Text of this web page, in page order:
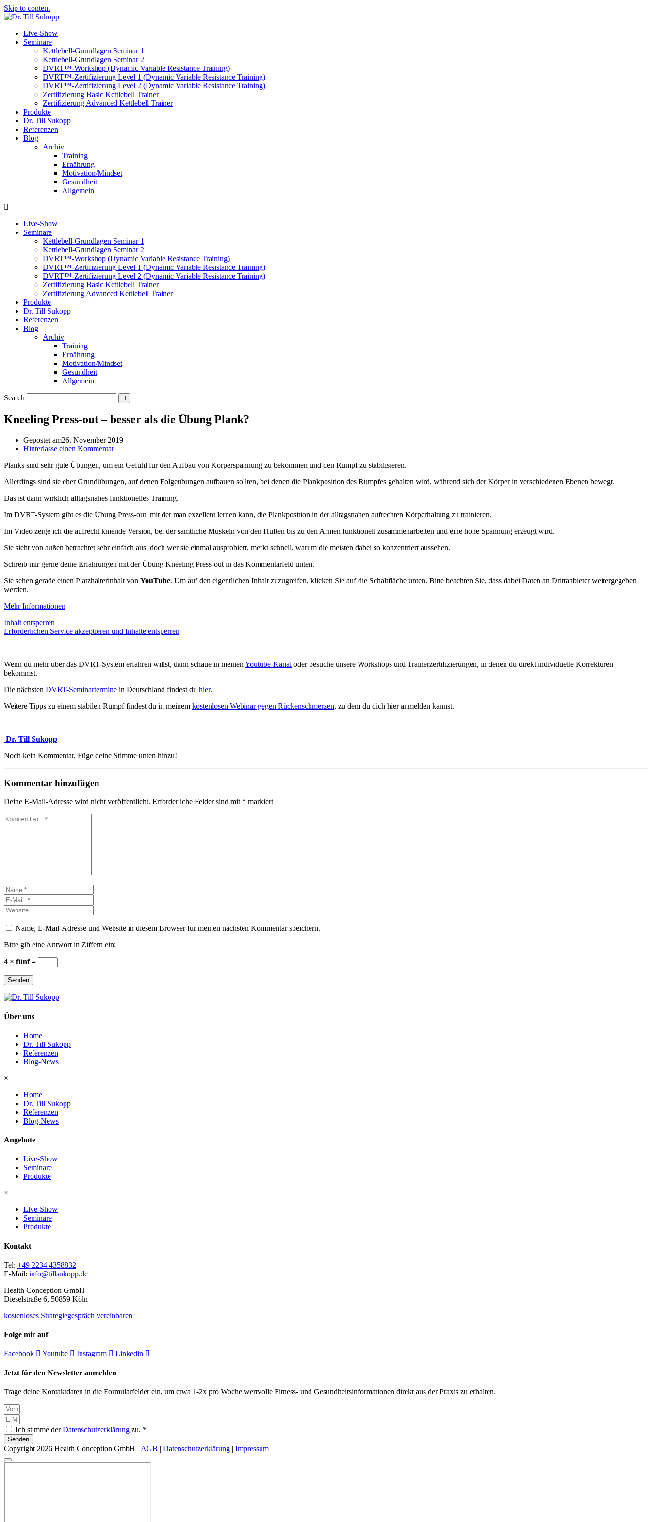
Skip to content
Live-Show
Seminare
Kettlebell-Grundlagen Seminar 1
Kettlebell-Grundlagen Seminar 2
DVRT™-Workshop (Dynamic Variable Resistance Training)
DVRT™-Zertifizierung Level 1 (Dynamic Variable Resistance Training)
DVRT™-Zertifizierung Level 2 (Dynamic Variable Resistance Training)
Zertifizierung Basic Kettlebell Trainer
Zertifizierung Advanced Kettlebell Trainer
Produkte
Dr. Till Sukopp
Referenzen
Blog
Archiv
Training
Ernährung
Motivation/Mindset
Gesundheit
Allgemein
Live-Show
Seminare
Kettlebell-Grundlagen Seminar 1
Kettlebell-Grundlagen Seminar 2
DVRT™-Workshop (Dynamic Variable Resistance Training)
DVRT™-Zertifizierung Level 1 (Dynamic Variable Resistance Training)
DVRT™-Zertifizierung Level 2 (Dynamic Variable Resistance Training)
Zertifizierung Basic Kettlebell Trainer
Zertifizierung Advanced Kettlebell Trainer
Produkte
Dr. Till Sukopp
Referenzen
Blog
Archiv
Training
Ernährung
Motivation/Mindset
Gesundheit
Allgemein
Search
Kneeling Press-out – besser als die Übung Plank?
Gepostet am26. November 2019
Hinterlasse einen Kommentar
Planks sind sehr gute Übungen, um ein Gefühl für den Aufbau von Körperspannung zu bekommen und den Rumpf zu stabilisieren.
Allerdings sind sie eher Grundübungen, auf denen Folgeübungen aufbauen sollten, bei denen die Plankposition des Rumpfes gehalten wird, während sich der Körper in verschiedenen Ebenen bewegt.
Das ist dann wirklich alltagsnahes funktionelles Training.
Im DVRT-System gibt es die Übung Press-out, mit der man exzellent lernen kann, die Plankposition in der alltagsnahen aufrechten Körperhaltung zu trainieren.
Im Video zeige ich die aufrecht kniende Version, bei der sämtliche Muskeln von den Hüften bis zu den Armen funktionell zusammenarbeiten und eine hohe Spannung erzeugt wird.
Sie sieht von außen betrachtet sehr einfach aus, doch wer sie einmal ausprobiert, merkt schnell, warum die meisten dabei so konzentriert aussehen.
Schreib mir gerne deine Erfahrungen mit der Übung Kneeling Press-out in das Kommentarfeld unten.
Sie sehen gerade einen Platzhalterinhalt von YouTube. Um auf den eigentlichen Inhalt zuzugreifen, klicken Sie auf die Schaltfläche unten. Bitte beachten Sie, dass dabei Daten an Drittanbieter weitergegeben
werden.
Mehr Informationen
Inhalt entsperren
Erforderlichen Service akzeptieren und Inhalte entsperren
Wenn du mehr über das DVRT-System erfahren willst, dann schaue in meinen Youtube-Kanal oder besuche unsere Workshops und Trainerzertifizierungen, in denen du direkt individuelle Korrekturen
bekommst.
Die nächsten DVRT-Seminartermine in Deutschland findest du hier.
Weitere Tipps zu einem stabilen Rumpf findest du in meinem kostenlosen Webinar gegen Rückenschmerzen, zu dem du dich hier anmelden kannst.
Dr. Till Sukopp
Noch kein Kommentar, Füge deine Stimme unten hinzu!
Kommentar hinzufügen
Deine E-Mail-Adresse wird nicht veröffentlicht. Erforderliche Felder sind mit * markiert
Kommentar
Name
*E-
Mail
*
Website
Name, E-Mail-Adresse und Website in diesem Browser für meinen nächsten Kommentar speichern.
Bitte gib eine Antwort in Ziffern ein:
4 × fünf =
Senden
Über uns
Home
Dr. Till Sukopp
Referenzen
Blog-News
×
Home
Dr. Till Sukopp
Referenzen
Blog-News
Angebote
Live-Show
Seminare
Produkte
×
Live-Show
Seminare
Produkte
Kontakt
Tel: +49 2234 4358832
E-Mail: info@tillsukopp.de
Health Conception GmbH
Dieselstraße 6, 50859 Köln
kostenloses Strategiegespräch vereinbaren
Folge mir auf
Facebook Youtube Instagram Linkedin
Jetzt für den Newsletter anmelden
Trage deine Kontaktdaten in die Formularfelder ein, um etwa 1-2x pro Woche wertvolle Fitness- und Gesundheitsinformationen direkt aus der Praxis zu erhalten.
Ich stimme derDatenschutzerklärung zu. *
Senden
Copyright 2026 Health Conception GmbH | AGB | Datenschutzerklärung | Impressum